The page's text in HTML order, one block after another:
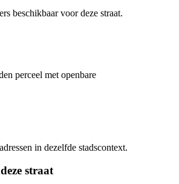
beschikbaar voor deze straat.
perceel met openbare
in dezelfde stadscontext.
straat